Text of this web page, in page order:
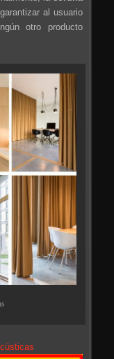
al usuario
otro producto